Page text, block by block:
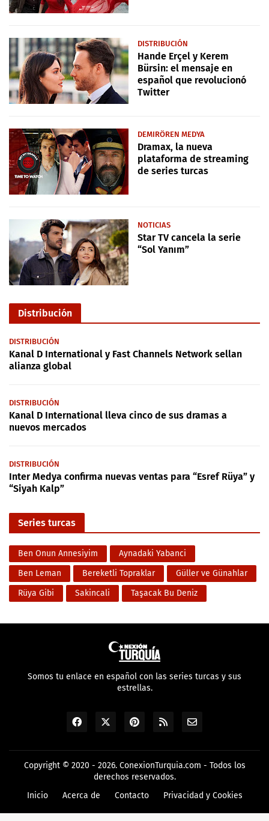
DISTRIBUCIÓN
Hande Erçel y Kerem
Bürsin: el mensaje en
español que revolucionó
Twitter
DEMIRÖREN MEDYA
Dramax, la nueva
plataforma de streaming
de series turcas
NOTICIAS
Star TV cancela la serie
“Sol Yanım”
Distribución
DISTRIBUCIÓN
Kanal D International y Fast Channels Network sellan
alianza global
DISTRIBUCIÓN
Kanal D International lleva cinco de sus dramas a
nuevos mercados
DISTRIBUCIÓN
Inter Medya confirma nuevas ventas para “Esref Rüya” y
“Siyah Kalp”
Series turcas
Ben Onun Annesiyim
Aynadaki Yabanci
Ben Leman
Bereketli Topraklar
Güller ve Günahlar
Rüya Gibi
Sakincali Taşacak Bu Deniz
Somos tu enlace en español con las series turcas y sus
estrellas.
Copyright © 2020 - 2026. ConexionTurquia.com - Todos los
derechos reservados.
Inicio
Acerca de Contacto Privacidad y Cookies